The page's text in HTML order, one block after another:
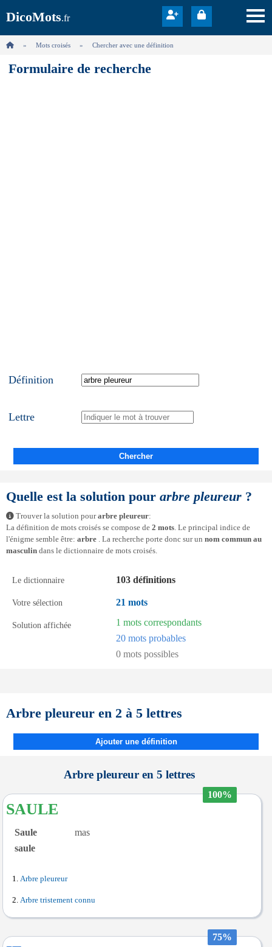
DicoMots.fr
Mots croisés Chercher avec une définition
Formulaire de recherche
Définition
Lettre
Chercher
Quelle est la solution pour arbre pleureur ?
Trouver la solution pourarbre pleureur:
La définition de mots croisés se compose de 2 mots. Le principal indice de
l'énigme semble être: arbre . La recherche porte donc sur un nom commun au
masculin dans le dictionnaire de mots croisés.
Le dictionnaire 103 définitions
Votre sélection 21 mots
Solution affichée
1 mots correspondants
20 mots probables
0 mots possibles
Arbre pleureur en 2 à 5 lettres
Ajouter une définition
Arbre pleureur en 5 lettres
100%
SAULE
Saule
mas
saule
Arbre pleureur
Arbre tristement connu
75%